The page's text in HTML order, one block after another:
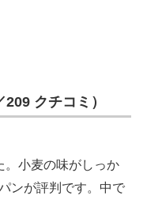
クチコミ）
小麦の味がしっか
ンが評判です。中で